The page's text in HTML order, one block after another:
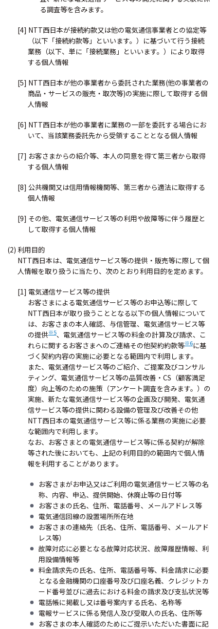
る調査等を含みます。
[4] NTT西日本が接続約款又は他の電気通信事業者との協定等
（以下「接続約款等」といいます。）に基づいて行う接続
業務（以下、単に「接続業務」といいます。）により取得
する個人情報
[5] NTT西日本が他の事業者から委託された業務(他の事業者の
商品・サービスの販売・取次等)の実施に際して取得する個
人情報
[6] NTT西日本が他の事業者に業務の一部を委託する場合にお
いて、当該業務委託先から受領することとなる個人情報
[7] お客さまからの紹介等、本人の同意を得て第三者から取得
する個人情報
[8] 公共機関又は信用情報機関等、第三者から適法に取得する
個人情報
[9] その他、電気通信サービス等の利用や故障等に伴う履歴と
して取得する個人情報
(2) 利用目的
NTT西日本は、電気通信サービス等の提供・販売等に際して個
人情報を取り扱うに当たり、次のとおり利用目的を定めます。
[1] 電気通信サービス等の提供
お客さまによる電気通信サービス等のお申込等に際して
NTT西日本が取り扱うこととなる以下の個人情報について
は、お客さまの本人確認、与信管理、電気通信サービス等
の提供※5、電気通信サービス等の料金の計算及び請求、こ
れらに関するお客さまへのご連絡その他契約約款等※6に基
づく契約内容の実施に必要となる範囲内で利用します。
また、電気通信サービス等のご紹介、ご提案及びコンサル
ティング、電気通信サービス等の品質改善・CS（顧客満足
度）向上等のための施策（アンケート調査を含みます。）の
実施、新たな電気通信サービス等の企画及び開発、電気通
信サービス等の提供に関わる設備の管理及び改善その他
NTT西日本の電気通信サービス等に係る業務の実施に必要
な範囲内で利用します。
なお、お客さまとの電気通信サービス等に係る契約が解除
等された後においても、上記の利用目的の範囲内で個人情
報を利用することがあります。
お客さまがお申込又はご利用の電気通信サービス等の名
称、内容、申込、提供開始、休廃止等の日付等
お客さまの氏名、住所、電話番号、メールアドレス等
電気通信回線の設置場所所在地
お客さまの連絡先（氏名、住所、電話番号、メールアド
レス等）
故障対応に必要となる故障対応状況、故障履歴情報、利
用設備情報等
料金請求先の氏名、住所、電話番号等、料金請求に必要
となる金融機関の口座番号及び口座名義、クレジットカ
ード番号並びに過去における料金の請求及び支払状況等
電話帳に掲載し又は番号案内する氏名、名称等
電報サービスに係る発信人及び受取人の氏名、住所等
お客さまの本人確認のためにご提示いただいた書面に記